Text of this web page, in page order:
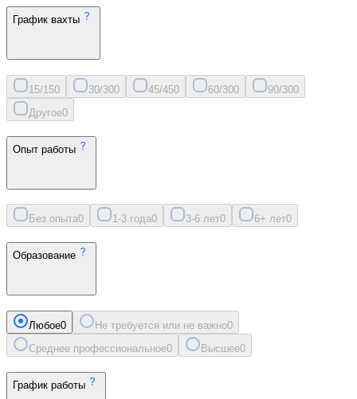
График вахты
15/150 30/300 45/450 60/300 90/300
Другое0
Опыт работы
Без опыта0 1-3 года0 3-6 лет0 6+ лет0
Образование
Любое0 Не требуется или не важно0
Среднее профессиональное0 Высшее0
График работы